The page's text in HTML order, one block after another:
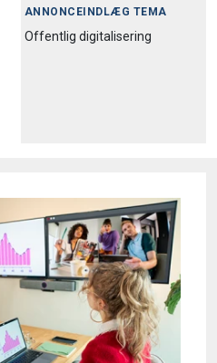
ANNONCEINDLÆG TEMA
Offentlig digitalisering